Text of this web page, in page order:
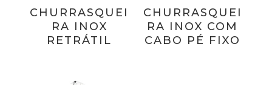
CHURRASQUEI
RA INOX
RETRÁTIL
CHURRASQUEI
RA INOX COM
CABO PÉ FIXO